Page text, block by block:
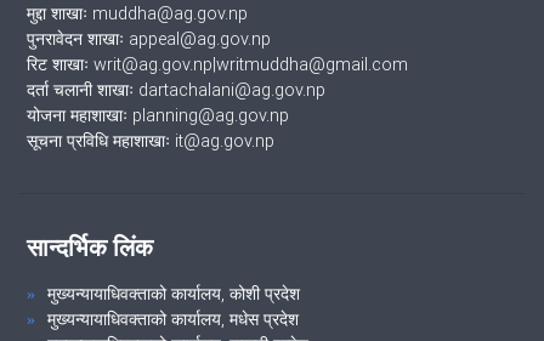
मुद्दा शाखाः muddha@ag.gov.np
पुनरावेदन शाखाः appeal@ag.gov.np
रिट शाखाः writ@ag.gov.np|writmuddha@gmail.com
दर्ता चलानी शाखाः dartachalani@ag.gov.np
योजना महाशाखाः planning@ag.gov.np
सूचना प्रविधि महाशाखाः it@ag.gov.np
सान्दर्भिक लिंक
मुख्यन्यायाधिवक्ताको कार्यालय, कोशी प्रदेश
मुख्यन्यायाधिवक्ताको कार्यालय, मधेस प्रदेश